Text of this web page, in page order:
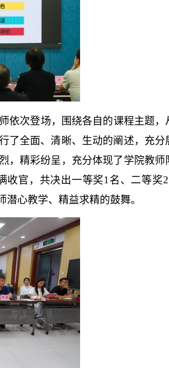
次登场，围绕各自的课程主题，
了全面、清晰、生动的阐述，充分
，精彩纷呈，充分体现了学院教师
官，共决出一等奖1名、二等奖
心教学、精益求精的鼓舞。